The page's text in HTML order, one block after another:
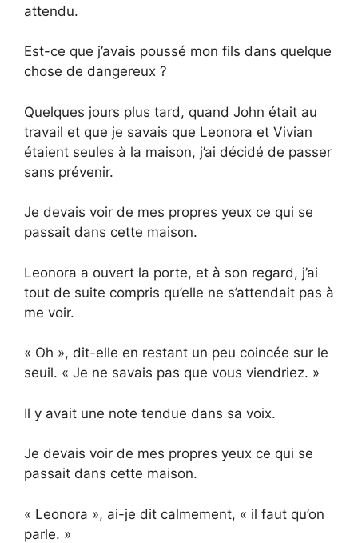
attendu.
Est-ce que j’avais poussé mon fils dans quelque
chose de dangereux ?
Quelques jours plus tard, quand John était au
travail et que je savais que Leonora et Vivian
étaient seules à la maison, j’ai décidé de passer
sans prévenir.
Je devais voir de mes propres yeux ce qui se
passait dans cette maison.
Leonora a ouvert la porte, et à son regard, j’ai
tout de suite compris qu’elle ne s’attendait pas à
me voir.
« Oh », dit-elle en restant un peu coincée sur le
seuil. « Je ne savais pas que vous viendriez. »
Il y avait une note tendue dans sa voix.
Je devais voir de mes propres yeux ce qui se
passait dans cette maison.
« Leonora », ai-je dit calmement, « il faut qu’on
parle. »